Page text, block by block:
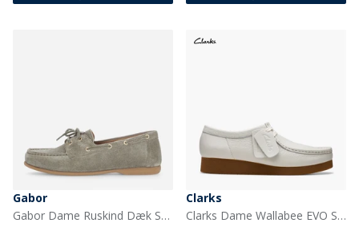
Gabor
Gabor Dame Ruskind Dæk Sko Pine
Clarks
Clarks Dame Wallabee EVO Sko Off White Leather